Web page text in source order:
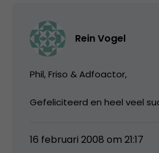
Rein Vogel
Phil, Friso & Adfoactor,
Gefeliciteerd en heel veel
16 februari 2008 om 21:17